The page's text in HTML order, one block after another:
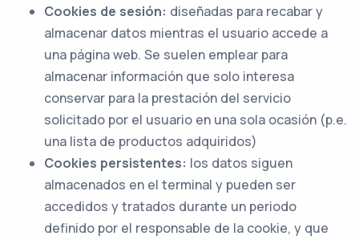
Cookies de sesión: diseñadas para recabar y
almacenar datos mientras el usuario accede a
una página web. Se suelen emplear para
almacenar información que solo interesa
conservar para la prestación del servicio
solicitado por el usuario en una sola ocasión (p.e.
una lista de productos adquiridos)
Cookies persistentes: los datos siguen
almacenados en el terminal y pueden ser
accedidos y tratados durante un periodo
definido por el responsable de la cookie, y que